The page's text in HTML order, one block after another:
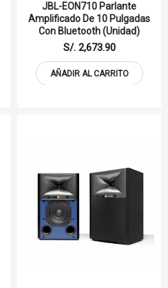
JBL-EON710 Parlante
Amplificado De 10 Pulgadas
Con Bluetooth (Unidad)
S/. 2,673.90
AÑADIR AL CARRITO